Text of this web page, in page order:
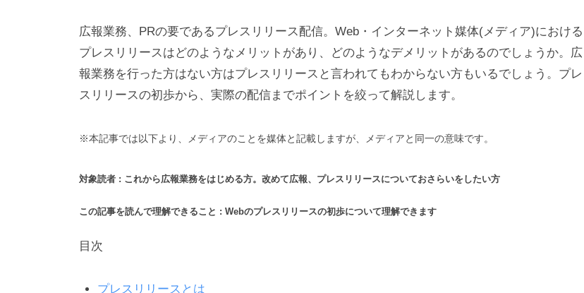
広報業務、PRの要であるプレスリリース配信。Web・インターネット媒体(メディア)における
プレスリリースはどのようなメリットがあり、どのようなデメリットがあるのでしょうか。広
報業務を行った方はない方はプレスリリースと言われてもわからない方もいるでしょう。プレ
スリリースの初歩から、実際の配信までポイントを絞って解説します。
※本記事では以下より、メディアのことを媒体と記載しますが、メディアと同一の意味です。
対象読者 : これから広報業務をはじめる方。改めて広報、プレスリリースについておさらいをしたい方
この記事を読んで理解できること : Webのプレスリリースの初歩について理解できます
目次
プレスリリースとは